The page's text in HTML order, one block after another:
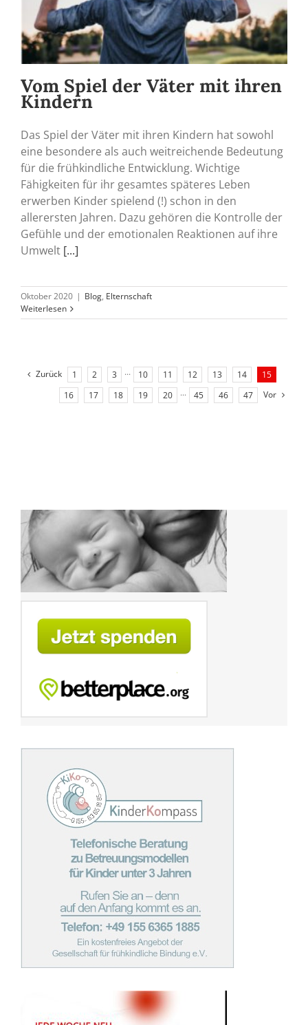
Vom Spiel der Väter mit ihren
Kindern
Das Spiel der Väter mit ihren Kindern hat sowohl
eine besondere als auch weitreichende Bedeutung
für die frühkindliche Entwicklung. Wichtige
Fähigkeiten für ihr gesamtes späteres Leben
erwerben Kinder spielend (!) schon in den
allerersten Jahren. Dazu gehören die Kontrolle der
Gefühle und der emotionalen Reaktionen auf ihre
Umwelt [...]
Oktober 2020 | Blog, Elternschaft
Weiterlesen
Zurück 1 2 3 ··· 10 11 12 13 14
15
16
17 18 19 20 ··· 45 46 47 Vor